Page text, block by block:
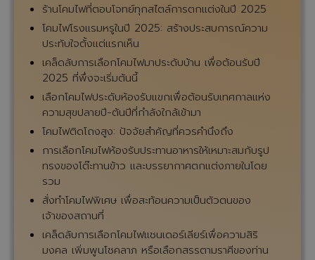
ร้านโคมไฟที่ตอบโจทย์ทุกสไตล์การตกแต่งในปี 2025
โคมไฟโรงแรมหรูในปี 2025: สร้างประสบการณ์ความ
ประทับใจตั้งแต่แรกเห็น
เคล็ดลับการเลือกโคมไฟมาประดับบ้าน เพื่อต้อนรับปี
2025 ที่พึ่งจะเริ่มต้นนี้
เลือกโคมไฟประดับห้องรับแขกเพื่อต้อนรับเทศกาลแห่ง
ความสุขปลายปี-ต้นปีที่กำลังใกล้เข้ามา
โคมไฟติดโถงสูง: ปัจจัยสำคัญที่ควรคำนึงถึง
การเลือกโคมไฟห้องรับประทานอาหารให้เหมาะสมกับรูป
ทรงของโต๊ะทานข้าว และบรรยากาศตกแต่งภายในโดย
รวม
สั่งทำโคมไฟพิเศษ เพื่อสะท้อนความเป็นตัวตนของ
เจ้าของสถานที่
เคล็ดลับการเลือกโคมไฟแชนเดอร์เลียร์เพื่อความสิริ
มงคล เพิ่มพูนโชคลาภ หรือเลือกสรรตามราศีของท่าน